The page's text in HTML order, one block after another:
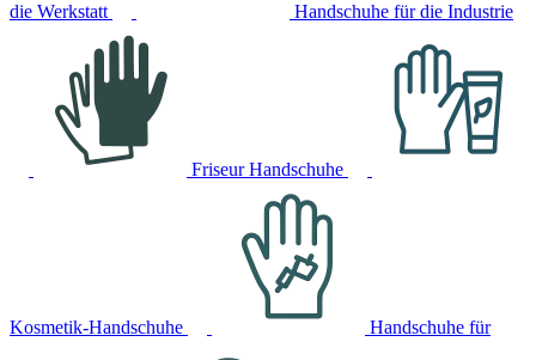
die Werkstatt Handschuhe für die Industrie
Friseur Handschuhe
Kosmetik-Handschuhe Handschuhe für